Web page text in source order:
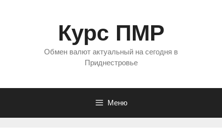
Курс ПМР
Обмен валют актуальный на сегодня в
Приднестровье
Меню